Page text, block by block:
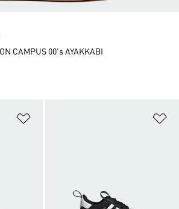
CAMPUS 00's AYAKKABI